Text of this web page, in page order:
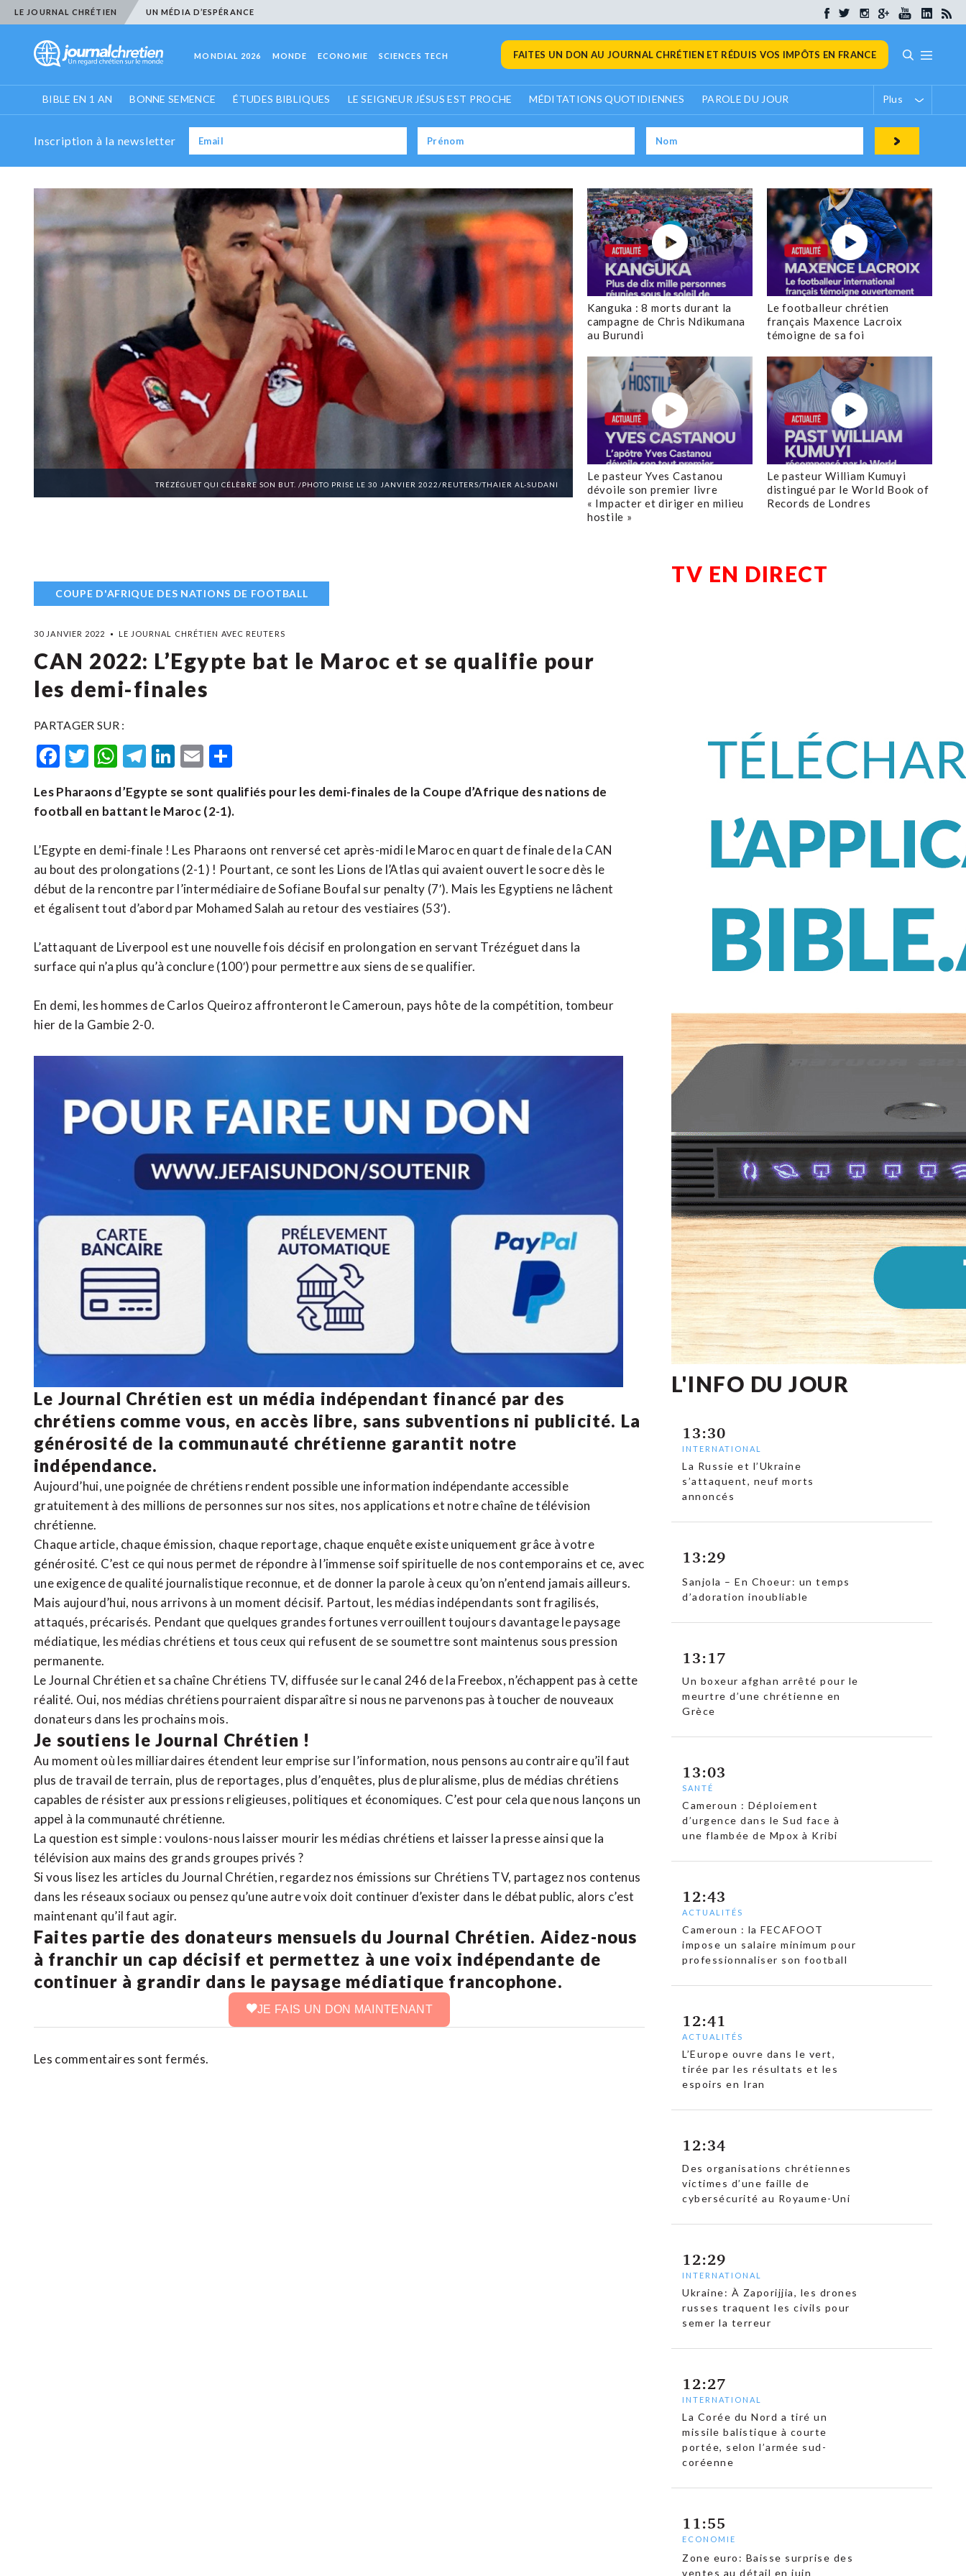
LE JOURNAL CHRÉTIEN UN MÉDIA D’ESPÉRANCE
MONDIAL 2026 MONDE ECONOMIE SCIENCES TECH FAITES UN DON AU JOURNAL CHRÉTIEN ET RÉDUIS VOS IMPÔTS EN FRANCE
BIBLE EN 1 AN BONNE SEMENCE ÉTUDES BIBLIQUES LE SEIGNEUR JÉSUS EST PROCHE MÉDITATIONS QUOTIDIENNES PAROLE DU JOUR Plus
Inscription à la newsletter
TRÉZÉGUET QUI CÉLÈBRE SON BUT. /PHOTO PRISE LE 30 JANVIER 2022/REUTERS/THAIER AL-SUDANI
Kanguka : 8 morts durant la
campagne de Chris Ndikumana
au Burundi
Le footballeur chrétien
français Maxence Lacroix
témoigne de sa foi
Le pasteur Yves Castanou
dévoile son premier livre
« Impacter et diriger en milieu
hostile »
Le pasteur William Kumuyi
distingué par le World Book of
Records de Londres
COUPE D'AFRIQUE DES NATIONS DE FOOTBALL
30 JANVIER 2022 LE JOURNAL CHRÉTIEN AVEC REUTERS
CAN 2022: L’Egypte bat le Maroc et se qualifie pour
les demi-finales
PARTAGER SUR :
Facebook
Twitter
WhatsApp
Telegram
LinkedIn
Email
Les Pharaons d’Egypte se sont qualifiés pour les demi-finales de la Coupe d’Afrique des nations de
football en battant le Maroc (2-1).
L’Egypte en demi-finale ! Les Pharaons ont renversé cet après-midi le Maroc en quart de finale de la CAN
au bout des prolongations (2-1) ! Pourtant, ce sont les Lions de l’Atlas qui avaient ouvert le socre dès le
début de la rencontre par l’intermédiaire de Sofiane Boufal sur penalty (7′). Mais les Egyptiens ne lâchent
et égalisent tout d’abord par Mohamed Salah au retour des vestiaires (53′).
L’attaquant de Liverpool est une nouvelle fois décisif en prolongation en servant Trézéguet dans la
surface qui n’a plus qu’à conclure (100′) pour permettre aux siens de se qualifier.
En demi, les hommes de Carlos Queiroz affronteront le Cameroun, pays hôte de la compétition, tombeur
hier de la Gambie 2-0.
Le Journal Chrétien est un média indépendant financé par des
chrétiens comme vous, en accès libre, sans subventions ni publicité. La
générosité de la communauté chrétienne garantit notre
indépendance.
Aujourd’hui, une poignée de chrétiens rendent possible une information indépendante accessible
gratuitement à des millions de personnes sur nos sites, nos applications et notrechaîne de télévision
chrétienne.
Chaque article, chaque émission, chaque reportage, chaque enquête existe uniquement grâce à votre
générosité. C’est ce qui nous permet de répondre à l’immense soif spirituelle de nos contemporains et ce, avec
une exigence de qualité journalistique reconnue, et de donner la parole à ceux qu’on n’entend jamais ailleurs.
Mais aujourd’hui, nous arrivons à un moment décisif. Partout, les médias indépendants sont fragilisés,
attaqués, précarisés. Pendant que quelques grandes fortunes verrouillent toujours davantage le paysage
médiatique, les médias chrétiens et tous ceux qui refusent de se soumettre sont maintenus sous pression
permanente.
Le Journal Chrétien et sa chaîne Chrétiens TV, diffusée sur le canal 246 de la Freebox, n’échappent pas à cette
réalité. Oui, nos médias chrétiens pourraient disparaître si nous ne parvenons pas à toucher de nouveaux
donateurs dans les prochains mois.
Je soutiens le Journal Chrétien !
Au moment où les milliardaires étendent leur emprise sur l’information, nous pensons au contraire qu’il faut
plus de travail de terrain, plus de reportages, plus d’enquêtes, plus de pluralisme, plus de médias chrétiens
capables de résister aux pressions religieuses, politiques et économiques. C’est pour cela que nous lançons un
appel à la communauté chrétienne.
La question est simple : voulons-nous laisser mourir les médias chrétiens et laisser la presse ainsi que la
télévision aux mains des grands groupes privés ?
Si vous lisez les articles du Journal Chrétien, regardez nos émissions sur Chrétiens TV, partagez nos contenus
dans les réseaux sociaux ou pensez qu’une autre voix doit continuer d’exister dans le débat public, alors c’est
maintenant qu’il faut agir.
Faites partie des donateurs mensuels du Journal Chrétien. Aidez-nous
à franchir un cap décisif et permettez à une voix indépendante de
continuer à grandir dans le paysage médiatique francophone.
JE FAIS UN DON MAINTENANT
Les commentaires sont fermés.
TV EN DIRECT
L'INFO DU JOUR
13:30
INTERNATIONAL
La Russie et l’Ukraine
s’attaquent, neuf morts
annoncés
13:29
Sanjola – En Choeur: un temps
d’adoration inoubliable
13:17
Un boxeur afghan arrêté pour le
meurtre d’une chrétienne en
Grèce
13:03
SANTÉ
Cameroun : Déploiement
d’urgence dans le Sud face à
une flambée de Mpox à Kribi
12:43
ACTUALITÉS
Cameroun : la FECAFOOT
impose un salaire minimum pour
professionnaliser son football
12:41
ACTUALITÉS
L’Europe ouvre dans le vert,
tirée par les résultats et les
espoirs en Iran
12:34
Des organisations chrétiennes
victimes d’une faille de
cybersécurité au Royaume-Uni
12:29
INTERNATIONAL
Ukraine: À Zaporijjia, les drones
russes traquent les civils pour
semer la terreur
12:27
INTERNATIONAL
La Corée du Nord a tiré un
missile balistique à courte
portée, selon l’armée sud-
coréenne
11:55
ECONOMIE
Zone euro: Baisse surprise des
ventes au détail en juin